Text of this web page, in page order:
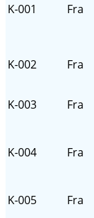
K-001 Fra
K-002 Fra
K-003 Fra
K-004 Fra
K-005 Fra